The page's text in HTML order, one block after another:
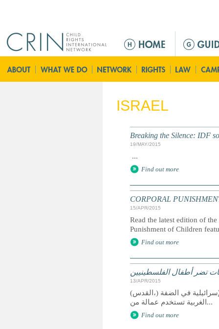
n
m
n
ISRAEL
Breaking the Silence: IDF
19/MAY/2015
...
Find out more
CORPORAL
15/APR/2015
Read the latest edition of
Punishment of Children
Find out more
تضر أطفال الفلسطينيين
13/APR/2015
(القدس،) ـ قالت هيومن رايتس ووتش في تقرير نشرته اليوم إن مزارع المستوطنات الإسرائيلية في الضفة
الغربية تستخدم عمالة من...
Find out more